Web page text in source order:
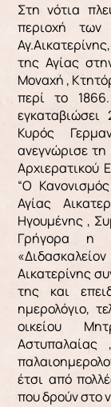
Στη νότια
περιοχή
της Αγίας
Μοναχή ,
περί το
Κυρός
ανεγνώρισε
Αρχιερατικού
“Ο
Αγίας
Ηγουμένης ,
Γρήγορα η
Αικατερίνης
της και
ημερολόγιο,
οικείου
έτσι από
που δρούν στο